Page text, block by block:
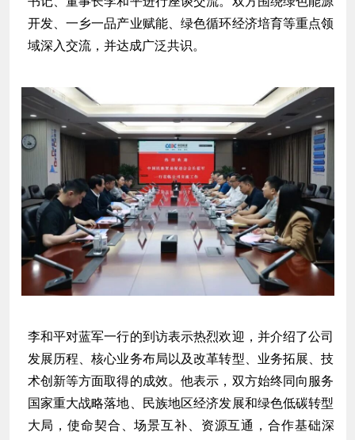
开发、一乡一品产业赋能、绿色循环经济培育等重点领
域深入交流，并达成广泛共识。
李和平对蓝军一行的到访表示热烈欢迎，并介绍了公司
发展历程、核心业务布局以及改革转型、业务拓展、技
术创新等方面取得的成效。他表示，双方始终同向服务
国家重大战略落地、民族地区经济发展和绿色低碳转型
大局，使命契合、场景互补、资源互通，合作基础深